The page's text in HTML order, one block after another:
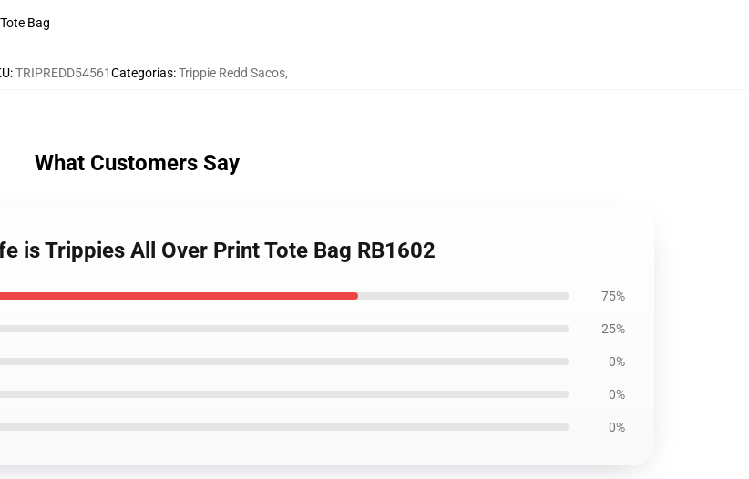
Bag
:TRIPREDD54561Categorias:Trippie Redd Sacos,
What Customers Say
is Trippies All Over Print Tote Bag RB1602
75%
25%
0%
0%
0%